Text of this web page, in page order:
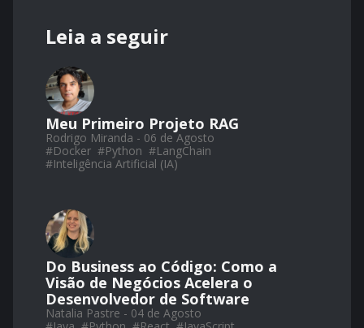
Leia a seguir
Meu Primeiro Projeto RAG
Rodrigo Miranda - 06 de Agosto
#Docker #Python #LangChain
#Inteligência Artificial (IA)
Do Business ao Código: Como a
Visão de Negócios Acelera o
Desenvolvedor de Software
Natalia Pastre - 04 de Agosto